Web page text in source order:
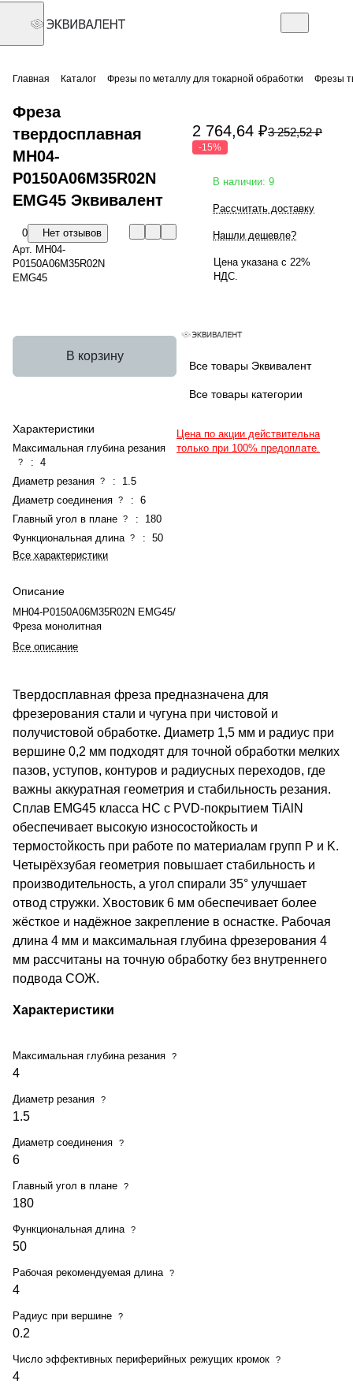
Главная Каталог Фрезы по металлу для токарной обработки Фрезы
Фреза
твердосплавная
MH04-
P0150A06M35R02N
EMG45 Эквивалент
0
Нет отзывов
Арт. MH04-
P0150A06M35R02N
EMG45
В корзину
Характеристики
Максимальная глубина резания
? : 4
Диаметр резания ? :
1.5
Диаметр соединения ? : 6
Главный угол в плане ? :
180
Функциональная длина ? : 50
Все характеристики
Описание
MH04-P0150A06M35R02N EMG45/
Фреза монолитная
Все описание
2 764,64 ₽3 252,52 ₽
-15%
В наличии: 9
Рассчитать доставку
Нашли дешевле?
Цена указана с 22%
НДС.
Все товары Эквивалент
Все товары категории
Цена по акции действительна
только при 100% предоплате.
Твердосплавная фреза предназначена для
фрезерования стали и чугуна при чистовой и
получистовой обработке. Диаметр 1,5 мм и радиус при
вершине 0,2 мм подходят для точной обработки мелких
пазов, уступов, контуров и радиусных переходов, где
важны аккуратная геометрия и стабильность резания.
Сплав EMG45 класса HC с PVD-покрытием TiAlN
обеспечивает высокую износостойкость и
термостойкость при работе по материалам групп P и K.
Четырёхзубая геометрия повышает стабильность и
производительность, а угол спирали 35° улучшает
отвод стружки. Хвостовик 6 мм обеспечивает более
жёсткое и надёжное закрепление в оснастке. Рабочая
длина 4 мм и максимальная глубина фрезерования 4
мм рассчитаны на точную обработку без внутреннего
подвода СОЖ.
Характеристики
Максимальная глубина резания ?
4
Диаметр резания ?
1.5
Диаметр соединения ?
6
Главный угол в плане ?
180
Функциональная длина ?
50
Рабочая рекомендуемая длина ?
4
Радиус при вершине ?
0.2
Число эффективных периферийных режущих кромок ?
4